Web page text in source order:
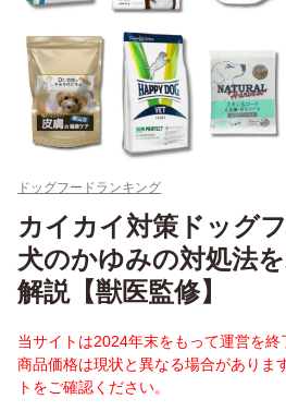
ドッグフードランキング
カイカイ対策ドッグ
犬のかゆみの対処法
解説【獣医監修】
当サイトは2024年末をもって運営を終
商品価格は現状と異なる場合がありま
トをご確認ください。